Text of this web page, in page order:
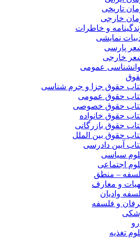
تاریخی
خارجی
و خاطرات
نمایشی
پارسی
خارجی
عمومی
حقوق جزا و جرم شناسی
حقوق عمومی
حقوق خصوصی
حقوق خانواده
حقوق بازرگانی
حقوق بین الملل
آیین دادرسی
سیاسی
اجتماعی
– منطق
و معارف
وادیان
و فلسفه
تغذیه